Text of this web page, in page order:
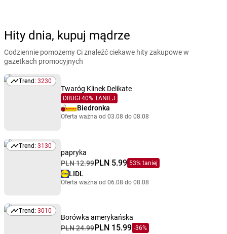
Hity dnia, kupuj mądrze
Codziennie pomożemy Ci znaleźć ciekawe hity zakupowe w
gazetkach promocyjnych
Trend: 3230
Trend: 3230
Twaróg Klinek Delikate
DRUGI 40% TANIEJ
Biedronka
Oferta ważna od 03.08 do 08.08
Trend: 3130
Trend: 3130
papryka
PLN 12.99PLN 5.99 53% taniej
LIDL
Oferta ważna od 06.08 do 08.08
Trend: 3010
Trend: 3010
Borówka amerykańska
PLN 24.99PLN 15.99 -36%